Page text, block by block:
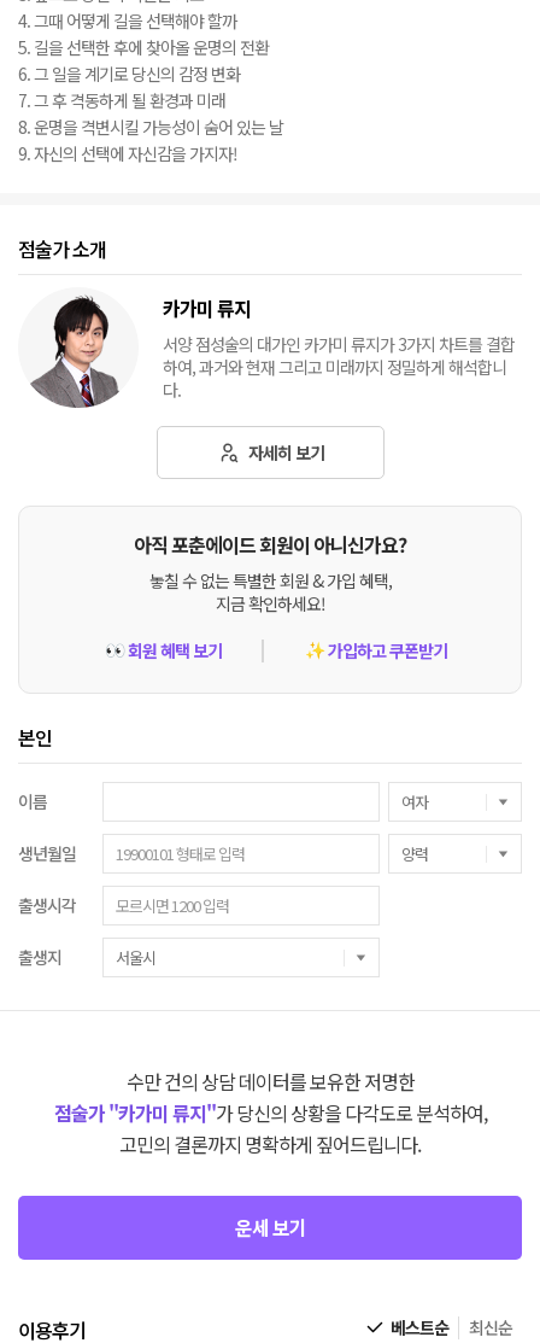
4. 그때 어떻게 길을 선택해야 할까
5. 길을 선택한 후에 찾아올 운명의 전환
6. 그 일을 계기로 당신의 감정 변화
7. 그 후 격동하게 될 환경과 미래
8. 운명을 격변시킬 가능성이 숨어 있는 날
9. 자신의 선택에 자신감을 가지자!
점술가 소개
카가미 류지
서양 점성술의 대가인 카가미 류지가 3가지 차트를 결합
하여, 과거와 현재 그리고 미래까지 정밀하게 해석합니
다.
자세히 보기
아직 포춘에이드 회원이 아니신가요?
놓칠 수 없는 특별한 회원 & 가입 혜택,
지금 확인하세요!
👀회원 혜택 보기 ✨가입하고 쿠폰받기
본인
이름
생년월일
출생시각
출생지
수만 건의 상담 데이터를 보유한 저명한
점술가 "카가미 류지"가 당신의 상황을 다각도로 분석하여,
고민의 결론까지 명확하게 짚어드립니다.
운세 보기
이용후기 베스트순 최신순